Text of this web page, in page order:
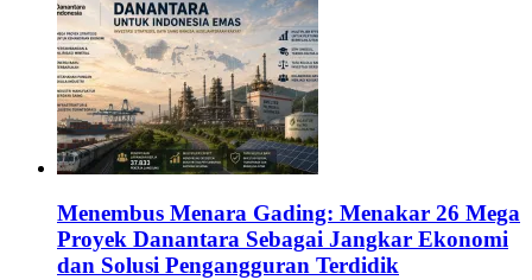
Menembus Menara Gading: Menakar 26 Mega
Proyek Danantara Sebagai Jangkar Ekonomi
dan Solusi Pengangguran Terdidik